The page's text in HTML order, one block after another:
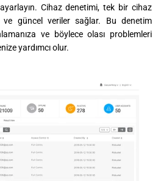
Cihaz denetimi, tek bir cihaz
ve güncel veriler sağlar. Bu denetim
ve böylece olası problemleri
yardımcı olur.